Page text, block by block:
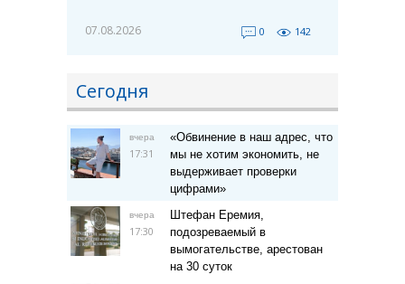
07.08.2026 0 142
Сегодня
вчера
17:31
«Обвинение в наш адрес, что
мы не хотим экономить, не
выдерживает проверки
цифрами»
вчера
17:30
Штефан Еремия,
подозреваемый в
вымогательстве, арестован
на 30 суток